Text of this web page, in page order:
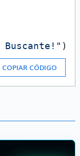
Buscante!"
COPIAR CÓDIGO